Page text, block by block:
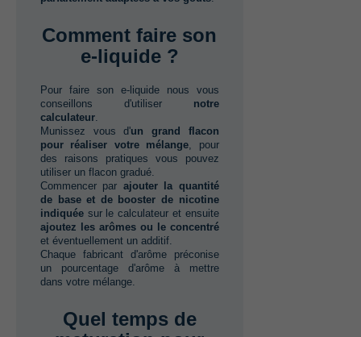
Comment faire son
e-liquide ?
Pour faire son e-liquide nous vous
conseillons d'utiliser‭ ‬ notre
calculateur.
Munissez vous d‭'‬un grand flacon
pour réaliser votre mélange,‭ ‬pour
des raisons pratiques vous pouvez
utiliser un flacon gradué.
Commencer par‭ ‬ ajouter la quantité
de base et de booster de nicotine
indiquée sur le calculateur et ensuite‭
ajoutez les arômes ou le concentré
et éventuellement un additif.
Chaque fabricant d'arôme préconise
un pourcentage d'arôme à mettre
dans votre mélange.‭
Quel temps de